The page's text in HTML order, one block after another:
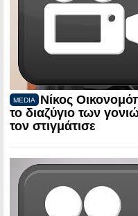
MEDIA
Νίκος
το διαζύγιο των
τον στιγμάτισε